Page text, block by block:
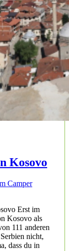
Kosovo
Camper
Erst im
Kosovo als
111 anderen
nicht,
dass du in